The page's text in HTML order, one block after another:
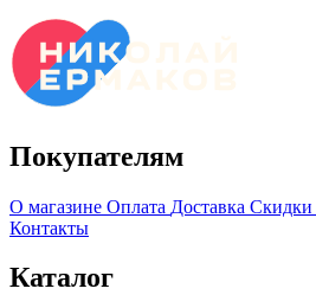
Покупателям
О магазине Оплата Доставка Скидки
Контакты
Каталог